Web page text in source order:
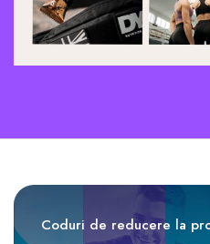
Coduri de reducere la